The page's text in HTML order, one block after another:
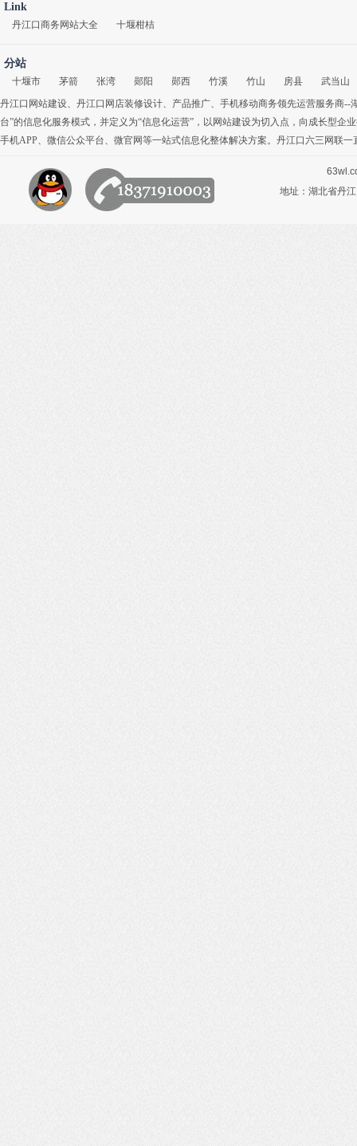
Link
丹江口商务网站大全 十堰柑桔
分站
十堰市 茅箭 张湾 郧阳 郧西 竹溪 竹山 房县
武当山
丹江口网站建设、 丹江口网店装修设计、 产品推广、 手机移动商务领先运营服务商--
台”的信息化服务模式，并定义为“信息化运营”，以网站建设为切入点，向成长型企
手机APP、 微信公众平台、 微官网等一站式信息化整体解决方案。丹江口六三网联
地址：湖北省丹